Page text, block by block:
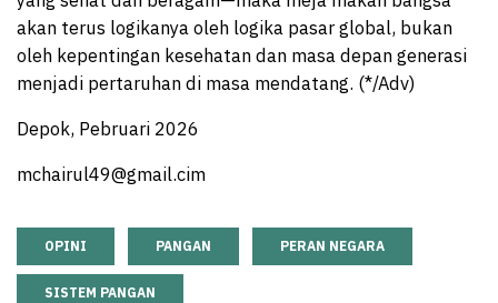
akan terus logikanya oleh logika pasar global, bukan
oleh kepentingan kesehatan dan masa depan generasi
menjadi pertaruhan di masa mendatang. (*/Adv)
Depok, Pebruari 2026
mchairul49@gmail.cim
OPINI PANGAN PERAN NEGARA
SISTEM PANGAN